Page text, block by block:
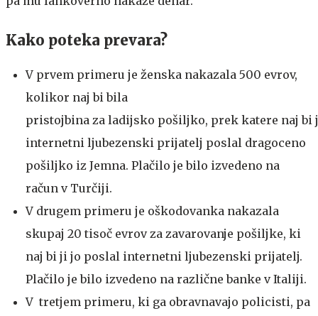
Kako poteka prevara?
V prvem primeru je ženska nakazala 500 evrov,
kolikor naj bi bila
pristojbina za ladijsko pošiljko, prek katere naj bi
internetni ljubezenski prijatelj poslal dragoceno
pošiljko iz Jemna. Plačilo je bilo izvedeno na
račun v Turčiji.
V drugem primeru je oškodovanka nakazala
skupaj 20 tisoč evrov za zavarovanje pošiljke, ki
naj bi ji jo poslal internetni ljubezenski prijatelj.
Plačilo je bilo izvedeno na različne banke v Italiji.
V tretjem primeru, ki ga obravnavajo policisti, pa